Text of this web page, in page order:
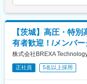
◇LAN配線工事およ
・LAN配線工事にお
・ITインフラ機器設
・監視カメラおよ
作業の管理監督
通勤手当（上限 5
外労働分）、休日
も目安の金額であ
月給(月額)は固定手
【茨城】高圧・特
有者歓迎！/メンバー
株式会社BREXA
正社員 5名以上採用